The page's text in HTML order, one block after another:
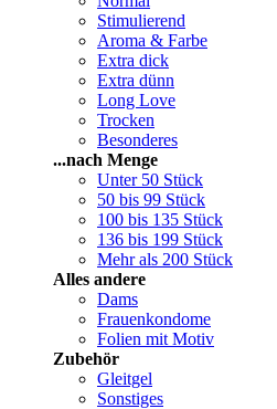
Stimulierend
Aroma & Farbe
Extra dick
Extra dünn
Long Love
Trocken
Besonderes
...nach Menge
Unter 50 Stück
50 bis 99 Stück
100 bis 135 Stück
136 bis 199 Stück
Mehr als 200 Stück
Alles andere
Dams
Frauenkondome
Folien mit Motiv
Zubehör
Gleitgel
Sonstiges